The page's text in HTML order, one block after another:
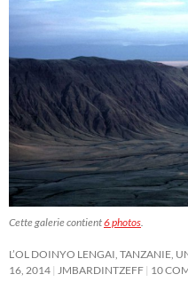
Cette galerie contient6 photos
L’OL DOINYO LENGAI, TANZANIE,
16, 2014
JMBARDINTZEFF 10